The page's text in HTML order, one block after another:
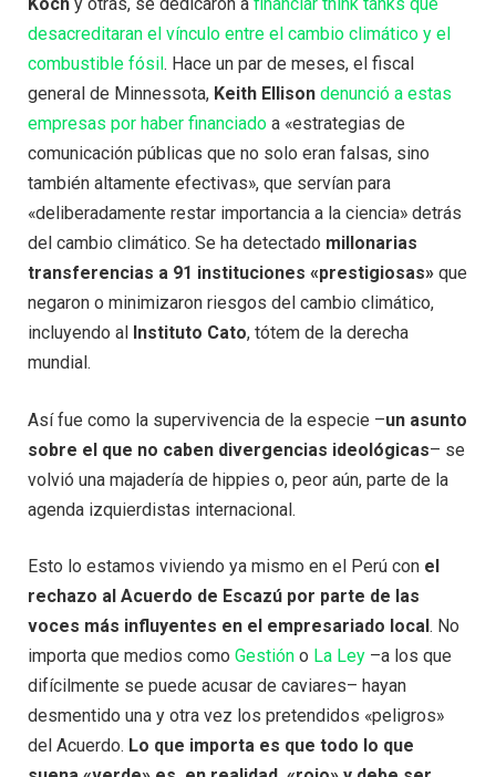
desacreditaran el vínculo entre el cambio climático y el
combustible fósil. Hace un par de meses, el fiscal
general de Minnessota, Keith Ellison denunció a estas
empresas por haber financiado a «estrategias de
comunicación públicas que no solo eran falsas, sino
también altamente efectivas», que servían para
«deliberadamente restar importancia a la ciencia» detrás
del cambio climático. Se ha detectado millonarias
transferencias a 91 instituciones «prestigiosas» que
negaron o minimizaron riesgos del cambio climático,
incluyendo al Instituto Cato, tótem de la derecha
mundial.
Así fue como la supervivencia de la especie –un asunto
sobre el que no caben divergencias ideológicas– se
volvió una majadería de hippies o, peor aún, parte de la
agenda izquierdistas internacional.
Esto lo estamos viviendo ya mismo en el Perú con el
rechazo al Acuerdo de Escazú por parte de las
voces más influyentes en el empresariado local. No
importa que medios como Gestión o La Ley –a los que
difícilmente se puede acusar de caviares– hayan
desmentido una y otra vez los pretendidos «peligros»
del Acuerdo. Lo que importa es que todo lo que